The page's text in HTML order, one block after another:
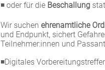
◾ oder für die Beschallung
Wir suchen ehrenamtliche
und Endpunkt, sichert
Teilnehmer:innen und
◾Digitales